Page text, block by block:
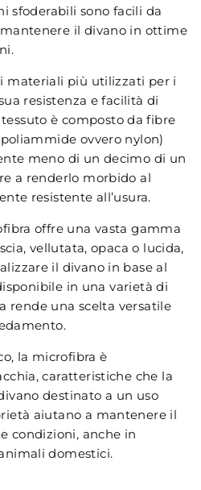
sfoderabili sono facili da
il divano in ottime
materiali più utilizzati per i
resistenza e facilità di
è composto da fibre
ovvero nylon)
meno di un decimo di un
a renderlo morbido al
resistente all’usura.
offre una vasta gamma
vellutata, opaca o lucida,
il divano in base al
in una varietà di
rende una scelta versatile
la microfibra è
caratteristiche che la
destinato a un uso
aiutano a mantenere il
condizioni, anche in
domestici.